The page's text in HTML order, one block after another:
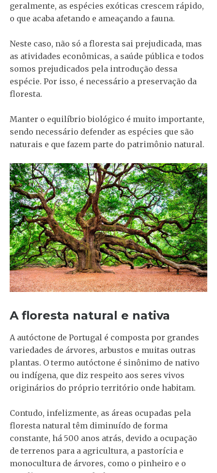
geralmente, as espécies exóticas crescem rápido,
o que acaba afetando e ameaçando a fauna.
Neste caso, não só a floresta sai prejudicada, mas
as atividades econômicas, a saúde pública e todos
somos prejudicados pela introdução dessa
espécie. Por isso, é necessário a preservação da
floresta.
Manter o equilíbrio biológico é muito importante,
sendo necessário defender as espécies que são
naturais e que fazem parte do patrimônio natural.
A floresta natural e nativa
A autóctone de Portugal é composta por grandes
variedades de árvores, arbustos e muitas outras
plantas. O termo autóctone é sinônimo de nativo
ou indígena, que diz respeito aos seres vivos
originários do próprio território onde habitam.
Contudo, infelizmente, as áreas ocupadas pela
floresta natural têm diminuído de forma
constante, há 500 anos atrás, devido a ocupação
de terrenos para a agricultura, a pastorícia e
monocultura de árvores, como o pinheiro e o